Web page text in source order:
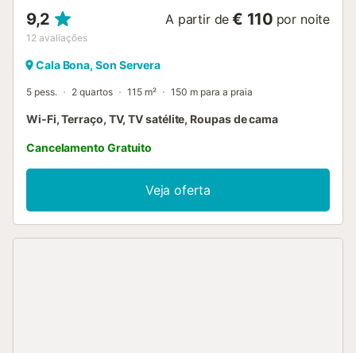
9,2
12 avaliações
A partir de € 110 por noite
Cala Bona, Son Servera
5 pess. 2 quartos 115 m² 150 m para a praia
Wi-Fi, Terraço, TV, TV satélite, Roupas de cama
Cancelamento Gratuito
Veja oferta